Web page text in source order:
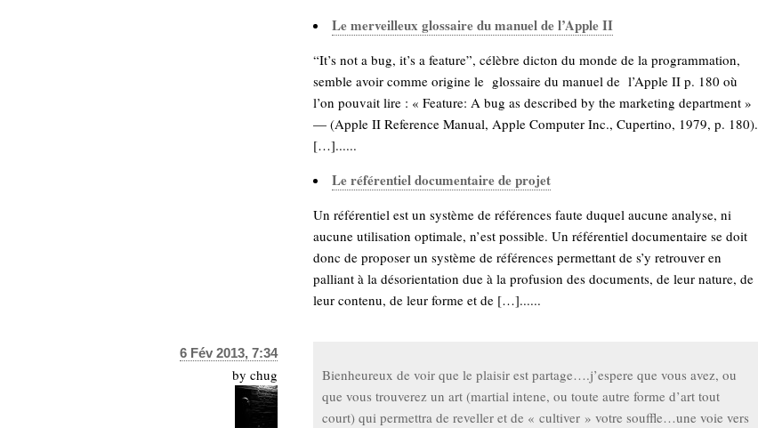
Le merveilleux glossaire du manuel de l’Apple II
“It’s not a bug, it’s a feature”, célèbre dicton du monde de la programmation,
semble avoir comme origine le glossaire du manuel de l’Apple II p. 180 où
l’on pouvait lire : « Feature: A bug as described by the marketing department »
— (Apple II Reference Manual, Apple Computer Inc., Cupertino, 1979, p. 180).
[…]......
Le référentiel documentaire de projet
Un référentiel est un système de références faute duquel aucune analyse, ni
aucune utilisation optimale, n’est possible. Un référentiel documentaire se doit
donc de proposer un système de références permettant de s’y retrouver en
palliant à la désorientation due à la profusion des documents, de leur nature, de
leur contenu, de leur forme et de […]......
6 Fév 2013, 7:34
by chug
Bienheureux de voir que le plaisir est partage….j’espere que vous avez, ou
que vous trouverez un art (martial intene, ou toute autre forme d’art tout
court) qui permettra de reveller et de « cultiver » votre souffle…une voie vers
Web-
Sémantique